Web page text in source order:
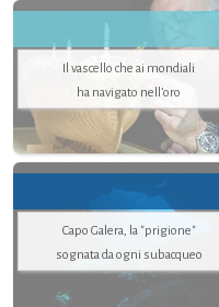
Il vascello che ai mondiali
ha navigato nell’oro
Capo Galera, la "prigione"
sognata da ogni subacqueo